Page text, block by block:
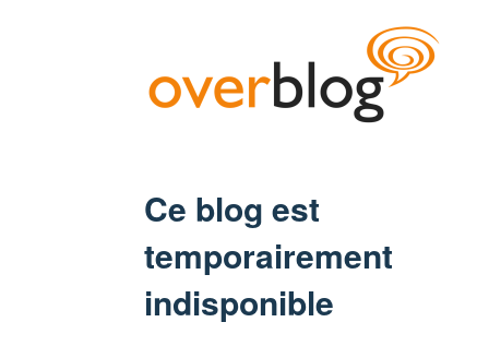
Ce blog est
temporairement
indisponible